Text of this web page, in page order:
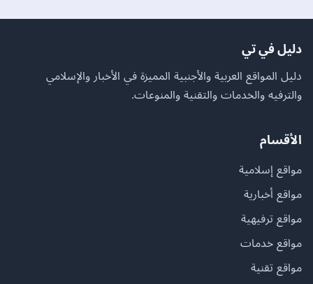
دليل في تي
دليل المواقع العربية والأجنبية المميزة في الأخبار والإسلامي
والترفيه والخدمات والتقنية والمنوعات.
الأقسام
مواقع إسلامية
مواقع أخبارية
مواقع ترفيهية
مواقع خدمات
مواقع تقنية